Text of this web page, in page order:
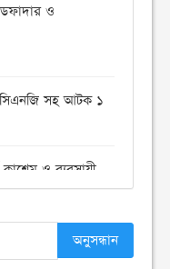
ও
সহ আটক ১
কাশেম ও ব্যবসায়ী
লিপি প্রদান
অনুসন্ধান